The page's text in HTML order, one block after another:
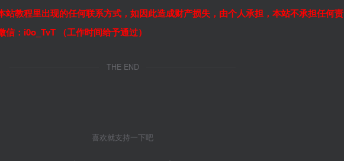
站教程里出现的任何联系方式，如因此造成财产损失，由个人承担，本站不承担任何责
：i0o_TvT （工作时间给予通过）
THE END
喜欢就支持一下吧